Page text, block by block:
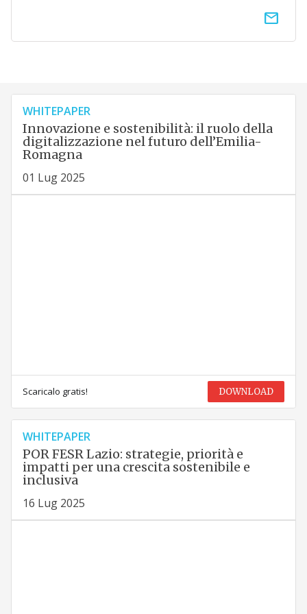
email
WHITEPAPER
Innovazione e sostenibilità: il ruolo della
digitalizzazione nel futuro dell’Emilia-
Romagna
01 Lug 2025
Scaricalo gratis! DOWNLOAD
WHITEPAPER
POR FESR Lazio: strategie, priorità e
impatti per una crescita sostenibile e
inclusiva
16 Lug 2025